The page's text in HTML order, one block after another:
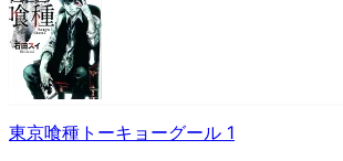
東京喰種トーキョーグール 1